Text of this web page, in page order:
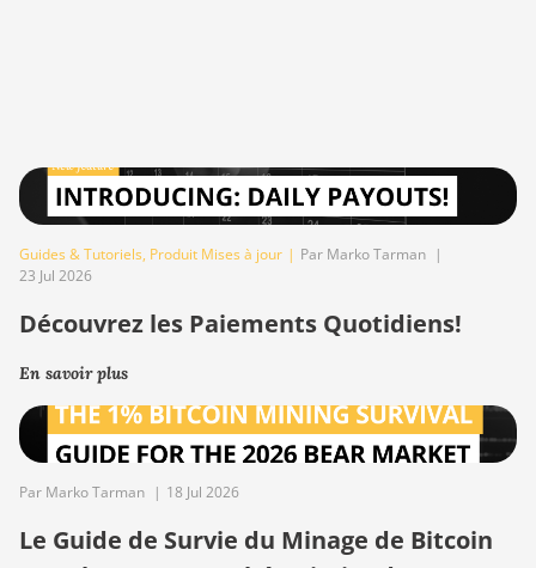
Guides & Tutoriels, Produit Mises à jour | Par Marko Tarman |
23 Jul 2026
Découvrez les Paiements Quotidiens!
En savoir plus
Par Marko Tarman | 18 Jul 2026
Le Guide de Survie du Minage de Bitcoin